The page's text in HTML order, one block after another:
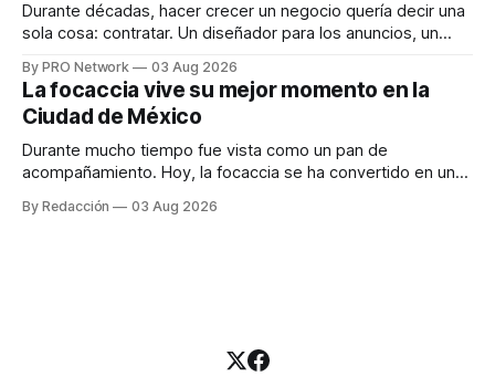
Durante décadas, hacer crecer un negocio quería decir una
sola cosa: contratar. Un diseñador para los anuncios, un
para los textos, alguien que supiera de publicidad digital
para encontrar prospectos, un vendedor para atender
llamadas y mensajes, y —con suerte— una persona
By PRO Network 03 Aug 2026
La focaccia vive su mejor momento en la
Ciudad de México
Durante mucho tiempo fue vista como un pan de
acompañamiento. Hoy, la focaccia se ha convertido en uno
artesanal, ingredientes de calidad y experiencias que
By Redacción 03 Aug 2026